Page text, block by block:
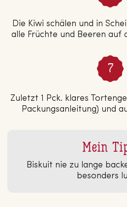
Die Kiwi schälen und in
alle Früchte und Beeren auf
Zuletzt 1 Pck. klares
Packungsanleitung) und
Mein
Biskuit nie zu lange
besonders